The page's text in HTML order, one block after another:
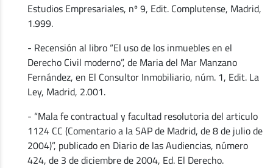
Estudios Empresariales, nº 9, Edit. Complutense, Madrid,
1.999.
- Recensión al libro “El uso de los inmuebles en el
Derecho Civil moderno”, de Maria del Mar Manzano
Fernández, en El Consultor Inmobiliario, núm. 1, Edit. La
Ley, Madrid, 2.001.
- “Mala fe contractual y facultad resolutoria del articulo
1124 CC (Comentario a la SAP de Madrid, de 8 de julio de
2004)”, publicado en Diario de las Audiencias, número
424, de 3 de diciembre de 2004, Ed. El Derecho.